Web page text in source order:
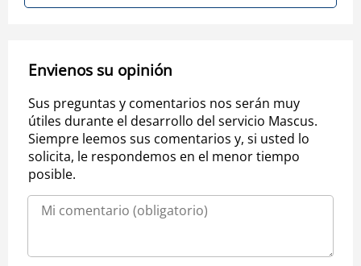
Envienos su opinión
Sus preguntas y comentarios nos serán muy
útiles durante el desarrollo del servicio Mascus.
Siempre leemos sus comentarios y, si usted lo
solicita, le respondemos en el menor tiempo
posible.